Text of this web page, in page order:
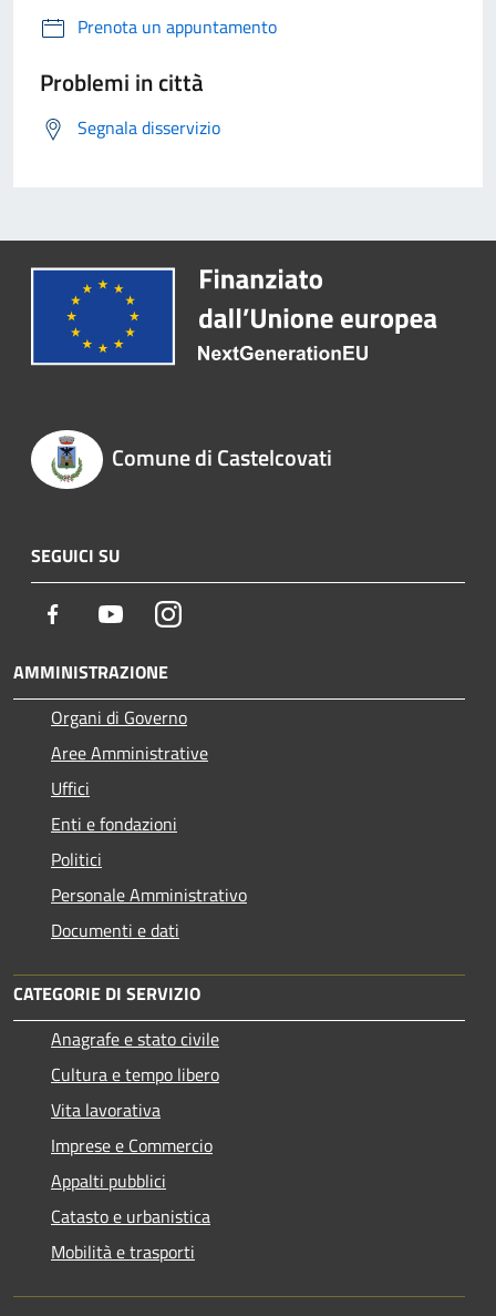
Prenota un appuntamento
Problemi in città
Segnala disservizio
Comune di Castelcovati
SEGUICI SU
Facebook YoutubeInstagram
AMMINISTRAZIONE
Organi di Governo
Aree Amministrative
Uffici
Enti e fondazioni
Politici
Personale Amministrativo
Documenti e dati
CATEGORIE DI SERVIZIO
Anagrafe e stato civile
Cultura e tempo libero
Vita lavorativa
Imprese e Commercio
Appalti pubblici
Catasto e urbanistica
Mobilità e trasporti